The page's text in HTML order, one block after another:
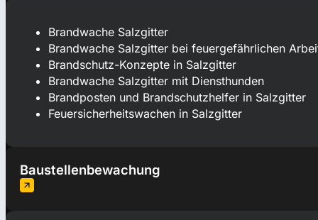
Brandwache Salzgitter
Brandwache Salzgitter bei feuergefährlichen
Brandschutz-Konzepte in Salzgitter
Brandwache Salzgitter mit Diensthunden
Brandposten und Brandschutzhelfer in Salzgitter
Feuersicherheitswachen in Salzgitter
Baustellenbewachung